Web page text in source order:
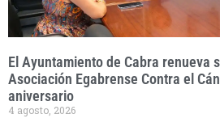
El Ayuntamiento de Cabra renueva
Asociación Egabrense Contra el
aniversario
4 agosto, 2026